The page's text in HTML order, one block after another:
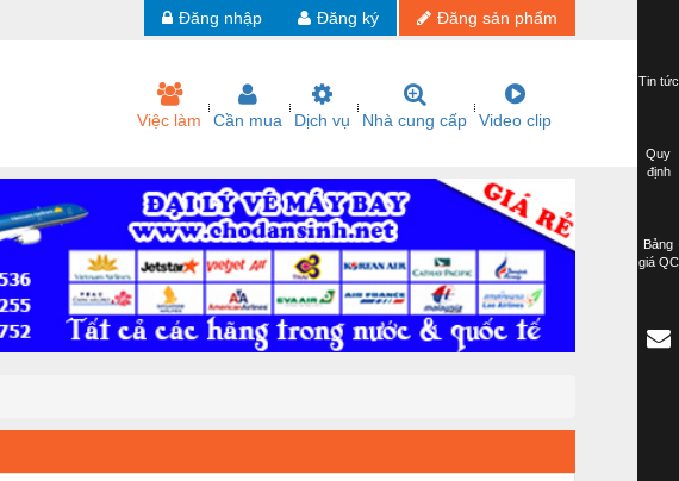
Đăng sản phẩm
Đăng ký
Đăng nhập
Việc làm Cần mua Dịch vụ Nhà cung cấp Video clip
Tin tức
Quy
định
Bảng
giá QC